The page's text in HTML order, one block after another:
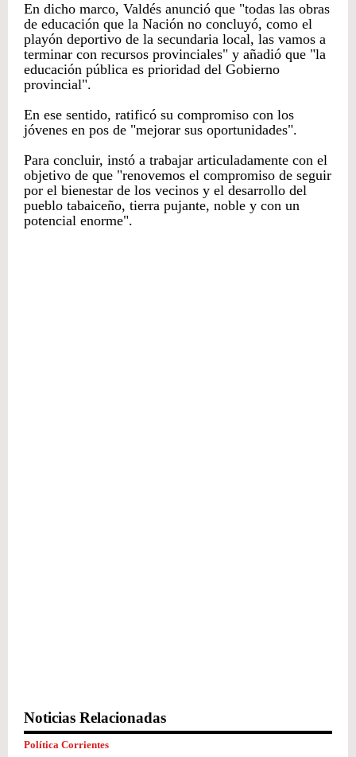
En dicho marco, Valdés anunció que "todas las obras
de educación que la Nación no concluyó, como el
playón deportivo de la secundaria local, las vamos a
terminar con recursos provinciales" y añadió que "la
educación pública es prioridad del Gobierno
provincial".
En ese sentido, ratificó su compromiso con los
jóvenes en pos de "mejorar sus oportunidades".
Para concluir, instó a trabajar articuladamente con el
objetivo de que "renovemos el compromiso de seguir
por el bienestar de los vecinos y el desarrollo del
pueblo tabaiceño, tierra pujante, noble y con un
potencial enorme".
Noticias Relacionadas
Política Corrientes